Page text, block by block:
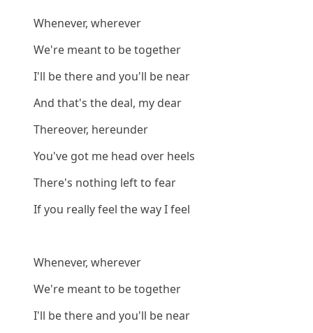
Whenever, wherever
We're meant to be together
I'll be there and you'll be near
And that's the deal, my dear
Thereover, hereunder
You've got me head over heels
There's nothing left to fear
If you really feel the way I feel
Whenever, wherever
We're meant to be together
I'll be there and you'll be near